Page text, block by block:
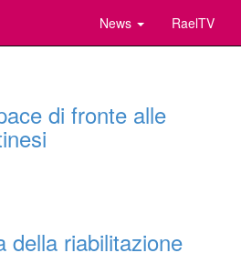
News RaelTV
di fronte alle
della riabilitazione